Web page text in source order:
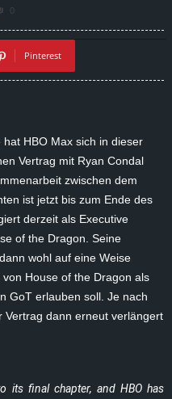
0
Pinterest
hat HBO Max sich in dieser
Vertrag mit Ryan Condal
zwischen dem
ist jetzt bis zum Ende des
derzeit als Executive
of the Dragon. Seine
wohl auf eine Weise
House of the Dragon als
GoT erlauben soll. Je nach
Vertrag dann erneut verlängert
its final chapter, and HBO has